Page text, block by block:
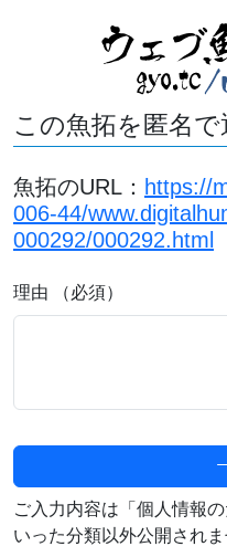
この魚拓を匿名で
魚拓のURL： https://
006-44/
000292/000292.html
理由 （必須）
ご入力内容は「個人情報
いった分類以外公開され